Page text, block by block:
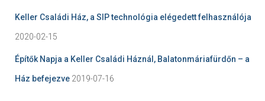
Keller Családi Ház, a SIP technológia elégedett felhasználója
2020-02-15
Építők Napja a Keller Családi Háznál, Balatonmáriafürdőn – a
Ház befejezve 2019-07-16